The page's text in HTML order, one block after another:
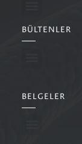
BÜLTENLER
BELGELER